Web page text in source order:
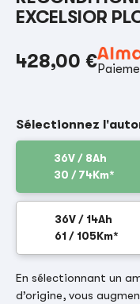
EXCELSIOR
428,00 €
Sélectionnez
36V / 8Ah
30 / 74Km*
36V / 14Ah
61 / 105Km*
En sélectionnant un
d’origine, vous